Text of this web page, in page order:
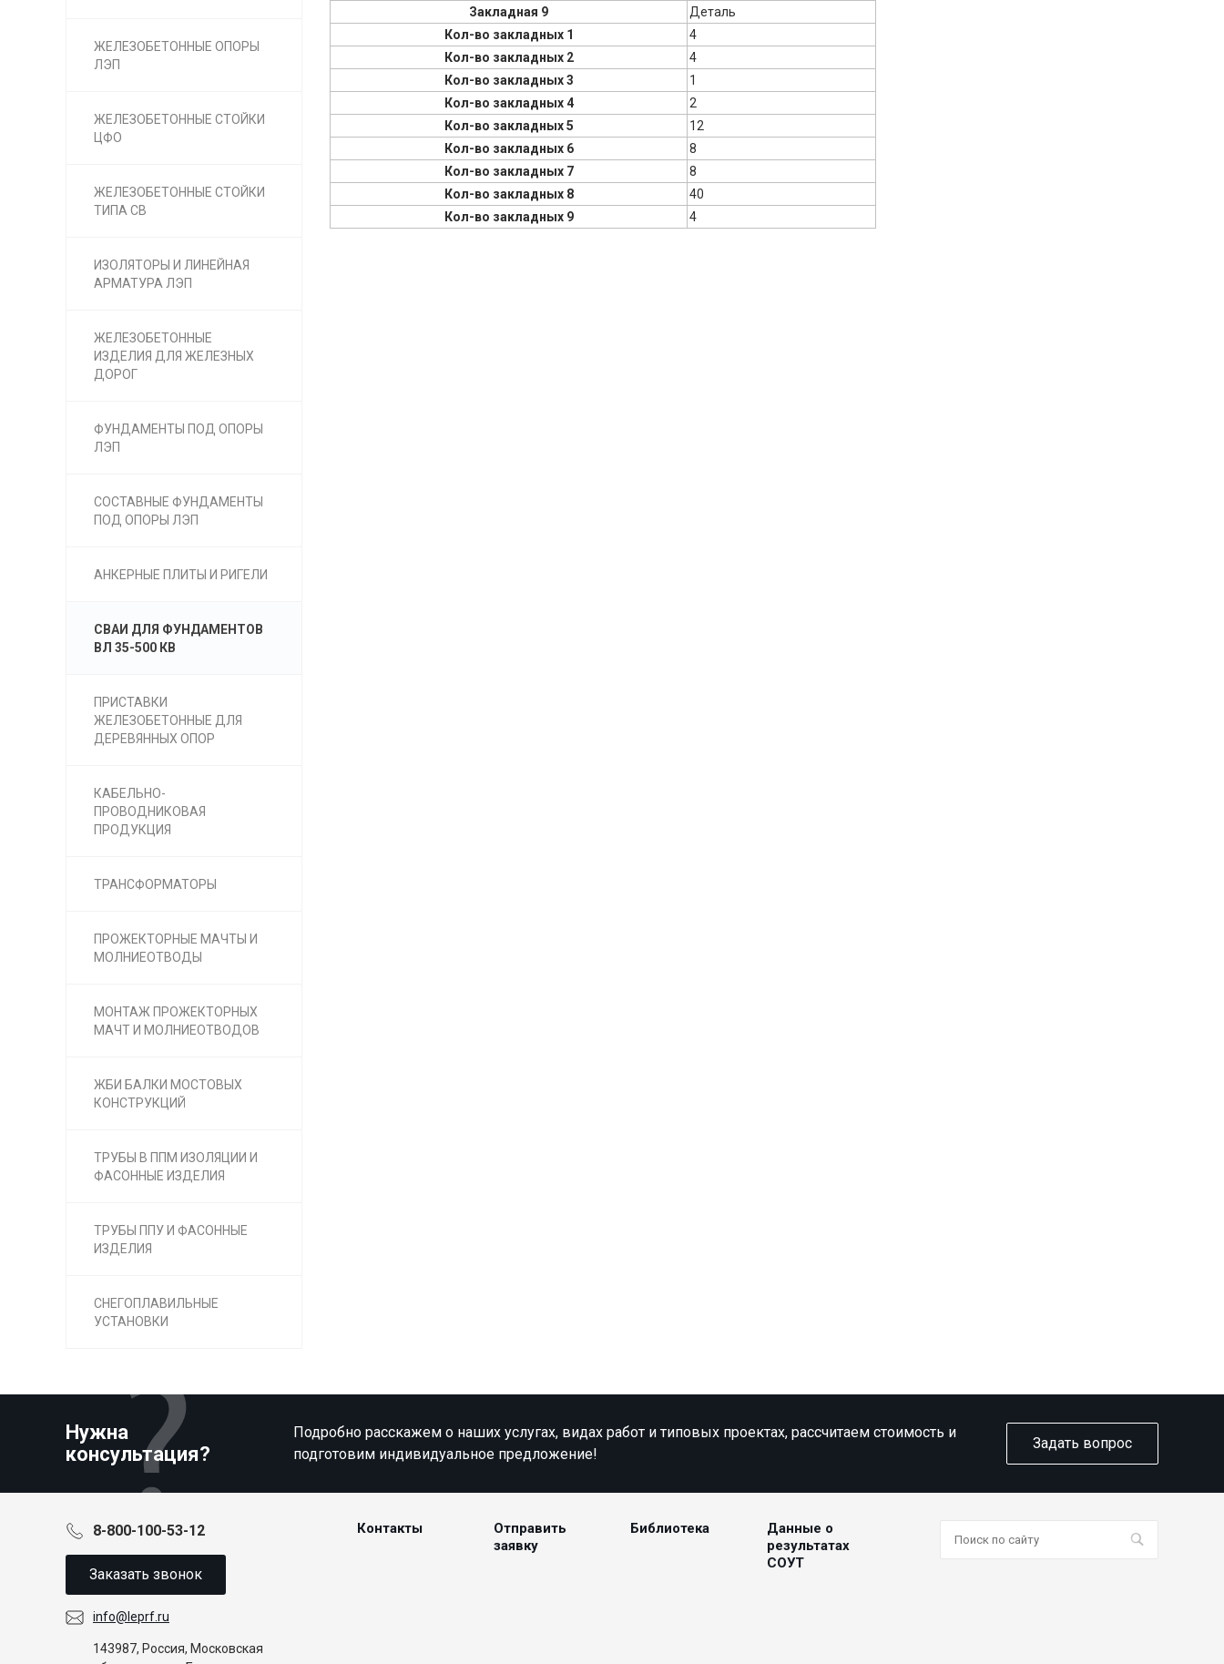
ЖЕЛЕЗОБЕТОННЫЕ ОПОРЫ
ЛЭП
ЖЕЛЕЗОБЕТОННЫЕ СТОЙКИ
ЦФО
ЖЕЛЕЗОБЕТОННЫЕ СТОЙКИ
ТИПА СВ
ИЗОЛЯТОРЫ И ЛИНЕЙНАЯ
АРМАТУРА ЛЭП
ЖЕЛЕЗОБЕТОННЫЕ
ИЗДЕЛИЯ ДЛЯ ЖЕЛЕЗНЫХ
ДОРОГ
ФУНДАМЕНТЫ ПОД ОПОРЫ
ЛЭП
СОСТАВНЫЕ ФУНДАМЕНТЫ
ПОД ОПОРЫ ЛЭП
АНКЕРНЫЕ ПЛИТЫ И РИГЕЛИ
СВАИ ДЛЯ ФУНДАМЕНТОВ
ВЛ 35-500 КВ
ПРИСТАВКИ
ЖЕЛЕЗОБЕТОННЫЕ ДЛЯ
ДЕРЕВЯННЫХ ОПОР
КАБЕЛЬНО-
ПРОВОДНИКОВАЯ
ПРОДУКЦИЯ
ТРАНСФОРМАТОРЫ
ПРОЖЕКТОРНЫЕ МАЧТЫ И
МОЛНИЕОТВОДЫ
МОНТАЖ ПРОЖЕКТОРНЫХ
МАЧТ И МОЛНИЕОТВОДОВ
ЖБИ БАЛКИ МОСТОВЫХ
КОНСТРУКЦИЙ
ТРУБЫ В ППМ ИЗОЛЯЦИИ И
ФАСОННЫЕ ИЗДЕЛИЯ
ТРУБЫ ППУ И ФАСОННЫЕ
ИЗДЕЛИЯ
СНЕГОПЛАВИЛЬНЫЕ
УСТАНОВКИ
Закладная 9
Деталь
Кол-во закладных 1
4
Кол-во закладных 2
4
Кол-во закладных 3
1
Кол-во закладных 4
2
Кол-во закладных 5
12
Кол-во закладных 6
8
Кол-во закладных 7
8
Кол-во закладных 8
40
Кол-во закладных 9
4
Нужна
консультация?
Подробно расскажем о наших услугах, видах работ и типовых проектах, рассчитаем стоимость и
подготовим индивидуальное предложение!
Задать вопрос
8-800-100-53-12
Заказать звонок
info@leprf.ru
143987, Россия, Московская
Контакты
Отправить
заявку
Библиотека
Данные о
результатах
СОУТ